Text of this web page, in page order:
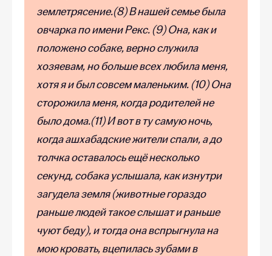
землетрясение.(8) В нашей семье была
овчарка по имени Рекс. (9) Она, как и
положено собаке, верно служила
хозяевам, но больше всех любила меня,
хотя я и был совсем малень­ким. (10) Она
сторожила меня, когда родителей не
было дома.(11) И вот в ту самую ночь,
когда ашхабадские жители спали, а до
толчка оста­валось ещё несколько
секунд, собака услышала, как изнутри
загудела земля (жи­вотные гораздо
раньше людей такое слышат и раньше
чуют беду), и тогда она вспрыгнула на
мою кровать, вцепилась зубами в